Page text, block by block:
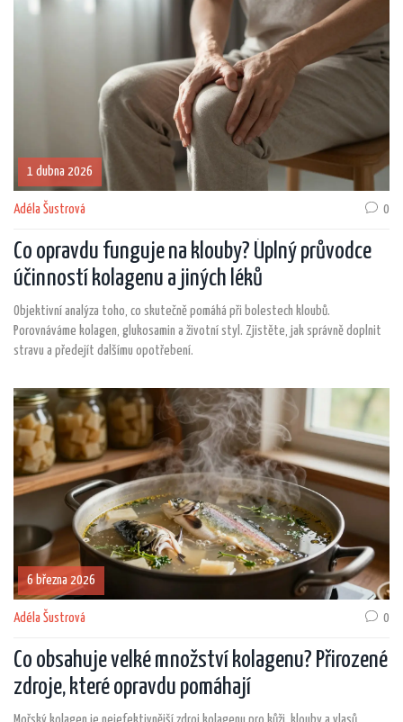
1 dubna 2026
Adéla Šustrová 0
Co opravdu funguje na klouby? Úplný průvodce
účinností kolagenu a jiných léků
Objektivní analýza toho, co skutečně pomáhá při bolestech kloubů.
Porovnáváme kolagen, glukosamin a životní styl. Zjistěte, jak správně doplnit
stravu a předejít dalšímu opotřebení.
6 března 2026
Adéla Šustrová 0
Co obsahuje velké množství kolagenu? Přirozené
zdroje, které opravdu pomáhají